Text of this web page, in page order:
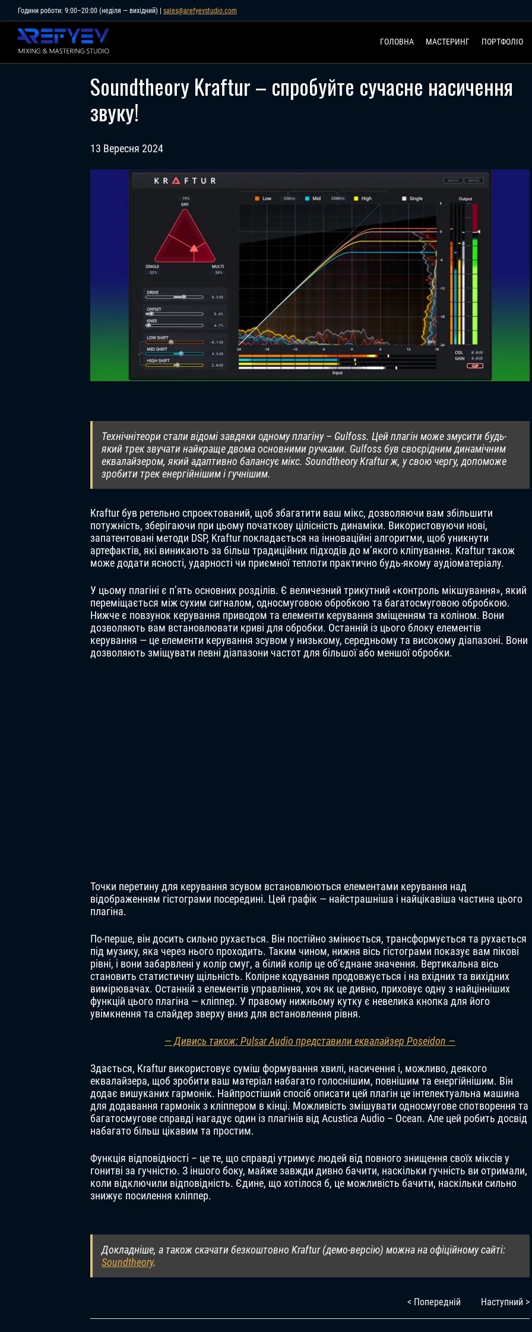
to
content
Години роботи: 9:00–20:00 (неділя — вихідний) | sales@arefyevstudio.com
ГОЛОВНА МАСТЕРИНГ ПОРТФОЛІО
Soundtheory Kraftur – спробуйте сучасне насичення
звуку!
13 Вересня 2024
Технічнітеори стали відомі завдяки одному плагіну – Gulfoss. Цей плагін може змусити будь-
який трек звучати найкраще двома основними ручками. Gulfoss був своєрідним динамічним
еквалайзером, який адаптивно балансує мікс. Soundtheory Kraftur ж, у свою чергу, допоможе
зробити трек енергійнішим і гучнішим.
Kraftur був ретельно спроектований, щоб збагатити ваш мікс, дозволяючи вам збільшити
потужність, зберігаючи при цьому початкову цілісність динаміки. Використовуючи нові,
запатентовані методи DSP, Kraftur покладається на інноваційні алгоритми, щоб уникнути
артефактів, які виникають за більш традиційних підходів до м’якого кліпування. Kraftur також
може додати ясності, ударності чи приємної теплоти практично будь-якому аудіоматеріалу.
У цьому плагіні є п’ять основних розділів. Є величезний трикутний «контроль мікшування», який
переміщається між сухим сигналом, односмуговою обробкою та багатосмуговою обробкою.
Нижче є повзунок керування приводом та елементи керування зміщенням та коліном. Вони
дозволяють вам встановлювати криві для обробки. Останній із цього блоку елементів
керування — це елементи керування зсувом у низькому, середньому та високому діапазоні. Вони
дозволяють зміщувати певні діапазони частот для більшої або меншої обробки.
Точки перетину для керування зсувом встановлюються елементами керування над
відображенням гістограми посередині. Цей графік — найстрашніша і найцікавіша частина цього
плагіна.
По-перше, він досить сильно рухається. Він постійно змінюється, трансформується та рухається
під музику, яка через нього проходить. Таким чином, нижня вісь гістограми показує вам пікові
рівні, і вони забарвлені у колір смуг, а білий колір це об’єднане значення. Вертикальна вісь
становить статистичну щільність. Колірне кодування продовжується і на вхідних та вихідних
вимірювачах. Останній з елементів управління, хоч як це дивно, приховує одну з найцінніших
функцій цього плагіна — кліппер. У правому нижньому кутку є невелика кнопка для його
увімкнення та слайдер зверху вниз для встановлення рівня.
— Дивись також: Pulsar Audio представили еквалайзер Poseidon —
Здається, Kraftur використовує суміш формування хвилі, насичення і, можливо, деякого
еквалайзера, щоб зробити ваш матеріал набагато голоснішим, повнішим та енергійнішим. Він
додає вишуканих гармонік. Найпростіший спосіб описати цей плагін це інтелектуальна машина
для додавання гармонік з кліппером в кінці. Можливість змішувати односмугове спотворення та
багатосмугове справді нагадує один із плагінів від Acustica Audio – Ocean. Але цей робить досвід
набагато більш цікавим та простим.
Функція відповідності – це те, що справді утримує людей від повного знищення своїх міксів у
гонитві за гучністю. З іншого боку, майже завжди дивно бачити, наскільки гучність ви отримали,
коли відключили відповідність. Єдине, що хотілося б, це можливість бачити, наскільки сильно
знижує посилення кліппер.
Докладніше, а також скачати безкоштовно Kraftur (демо-версію) можна на офіційному сайті:
Soundtheory.
< Попередній Наступний >